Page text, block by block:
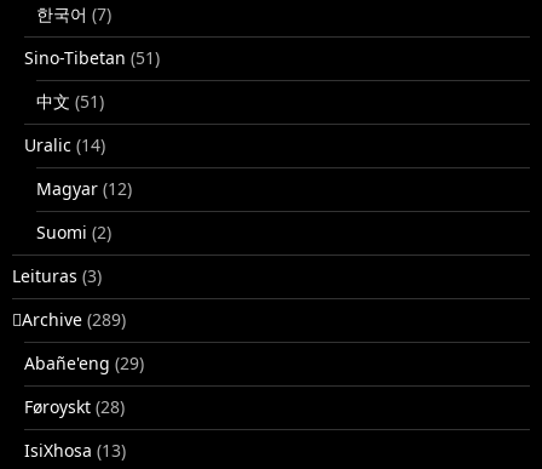
한국어 (7)
Sino-Tibetan (51)
中文 (51)
Uralic (14)
Magyar (12)
Suomi (2)
Leituras (3)
􏿽Archive (289)
Abañe'eng (29)
Føroyskt (28)
IsiXhosa (13)